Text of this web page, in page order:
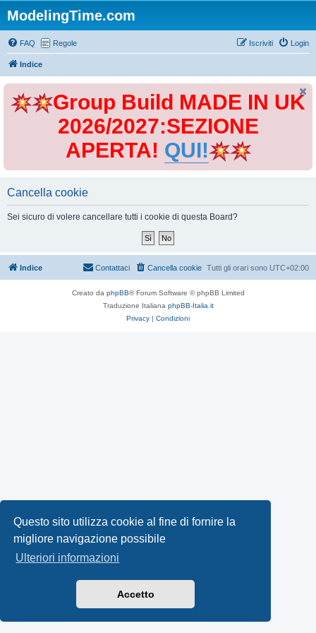
Questo sito utilizza cookie al fine di fornire la
migliore navigazione possibile
Ulteriori informazioni
Accetto
ModelingTime.com
FAQ Regole Login
Iscriviti
Indice
Group Build MADE IN UK
2026/2027:SEZIONE
APERTA! QUI!
Cancella cookie
Sei sicuro di volere cancellare tutti i cookie di questa Board?
Indice Tutti gli orari sono UTC+02:00
Cancella cookie
Contattaci
Creato da phpBB® Forum Software © phpBB Limited
Traduzione Italiana phpBB-Italia.it
Privacy | Condizioni